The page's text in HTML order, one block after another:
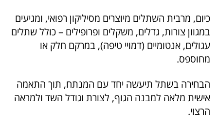
כיום, מרבית השתלים מיוצרים מסיליקון רפואי, ומגיעים
במגוון צורות, גדלים, משקלים ופרופילים – כולל שתלים
עגולים, אנטומיים (דמויי טיפה), במרקם חלק או
מחוספס.
הבחירה בשתל תיעשה יחד עם המנתח, תוך התאמה
אישית מלאה למבנה הגוף, לצורת וגודל השד ולמראה
הרצוי.